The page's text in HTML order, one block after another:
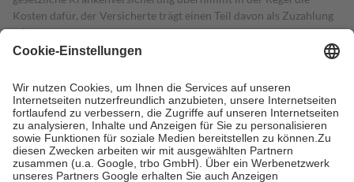
Kosten dafür, der Versicherte trägt einen Teil davon als Zuzahlung
mit.
Grundsätzlich leisten Mitglieder Zuzahlungen in Höhe von zehn
höchstens zehn Euro.
Es sind jedoch nie mehr als die tatsächlichen
Kosten der Leistung zu entrichten.
Diese Regeln gelten grundsätzlich auch für Online-Apotheken.
Bei Heilmitteln und häuslicher Krankenpflege beträgt die
Zuzahlung zehn Prozent der Kosten sowie zehn Euro je
Verordnung.